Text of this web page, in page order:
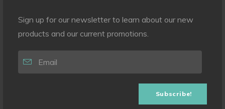
Sign up for our newsletter to learn about our new
products and our current promotions.
Subscribe!